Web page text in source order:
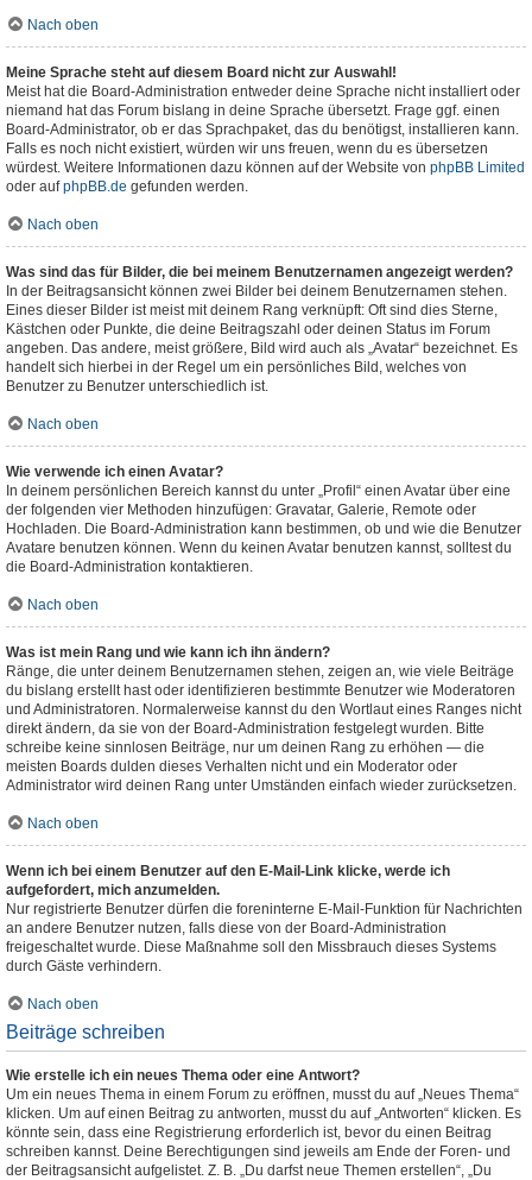
Nach oben
Meine Sprache steht auf diesem Board nicht zur Auswahl!
Meist hat die Board-Administration entweder deine Sprache nicht installiert oder
niemand hat das Forum bislang in deine Sprache übersetzt. Frage ggf. einen
Board-Administrator, ob er das Sprachpaket, das du benötigst, installieren kann.
Falls es noch nicht existiert, würden wir uns freuen, wenn du es übersetzen
würdest. Weitere Informationen dazu können auf der Website von phpBB Limited
oder aufphpBB.de gefunden werden.
Nach oben
Was sind das für Bilder, die bei meinem Benutzernamen angezeigt werden?
In der Beitragsansicht können zwei Bilder bei deinem Benutzernamen stehen.
Eines dieser Bilder ist meist mit deinem Rang verknüpft: Oft sind dies Sterne,
Kästchen oder Punkte, die deine Beitragszahl oder deinen Status im Forum
angeben. Das andere, meist größere, Bild wird auch als „Avatar“ bezeichnet. Es
handelt sich hierbei in der Regel um ein persönliches Bild, welches von
Benutzer zu Benutzer unterschiedlich ist.
Nach oben
Wie verwende ich einen Avatar?
In deinem persönlichen Bereich kannst du unter „Profil“ einen Avatar über eine
der folgenden vier Methoden hinzufügen: Gravatar, Galerie, Remote oder
Hochladen. Die Board-Administration kann bestimmen, ob und wie die Benutzer
Avatare benutzen können. Wenn du keinen Avatar benutzen kannst, solltest du
die Board-Administration kontaktieren.
Nach oben
Was ist mein Rang und wie kann ich ihn ändern?
Ränge, die unter deinem Benutzernamen stehen, zeigen an, wie viele Beiträge
du bislang erstellt hast oder identifizieren bestimmte Benutzer wie Moderatoren
und Administratoren. Normalerweise kannst du den Wortlaut eines Ranges nicht
direkt ändern, da sie von der Board-Administration festgelegt wurden. Bitte
schreibe keine sinnlosen Beiträge, nur um deinen Rang zu erhöhen — die
meisten Boards dulden dieses Verhalten nicht und ein Moderator oder
Administrator wird deinen Rang unter Umständen einfach wieder zurücksetzen.
Nach oben
Wenn ich bei einem Benutzer auf den E-Mail-Link klicke, werde ich
aufgefordert, mich anzumelden.
Nur registrierte Benutzer dürfen die foreninterne E-Mail-Funktion für Nachrichten
an andere Benutzer nutzen, falls diese von der Board-Administration
freigeschaltet wurde. Diese Maßnahme soll den Missbrauch dieses Systems
durch Gäste verhindern.
Nach oben
Beiträge schreiben
Wie erstelle ich ein neues Thema oder eine Antwort?
Um ein neues Thema in einem Forum zu eröffnen, musst du auf „Neues Thema“
klicken. Um auf einen Beitrag zu antworten, musst du auf „Antworten“ klicken. Es
könnte sein, dass eine Registrierung erforderlich ist, bevor du einen Beitrag
schreiben kannst. Deine Berechtigungen sind jeweils am Ende der Foren- und
der Beitragsansicht aufgelistet. Z. B. „Du darfst neue Themen erstellen“, „Du